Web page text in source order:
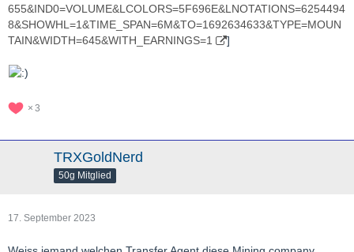
655&IND0=VOLUME&LCOLORS=5F696E&LNOTATIONS=6254494
8&SHOWHL=1&TIME_SPAN=6M&TO=1692634633&TYPE=MOUN
TAIN&WIDTH=645&WITH_EARNINGS=1
]
3
TRXGoldNerd
50g Mitglied
17. September 2023